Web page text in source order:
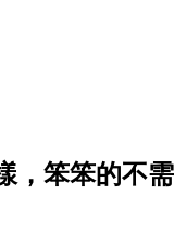
，笨笨的不